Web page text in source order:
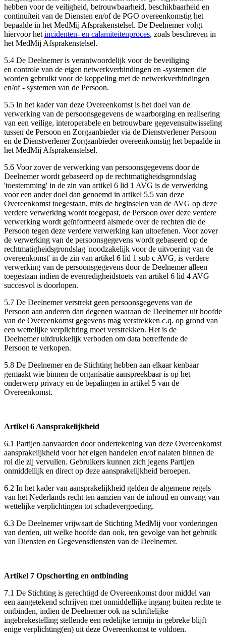
hebben voor de veiligheid, betrouwbaarheid, beschikbaarheid en
continuïteit van de Diensten en/of de PGO overeenkomstig het
bepaalde in het MedMij Afsprakenstelsel. De Deelnemer volgt
hiervoor het incidenten- en calamiteitenproces, zoals beschreven in
het MedMij Afsprakenstelsel.
5.4 De Deelnemer is verantwoordelijk voor de beveiliging
en controle van de eigen netwerkverbindingen en -systemen die
worden gebruikt voor de koppeling met de netwerkverbindingen
en/of - systemen van de Persoon.
5.5 In het kader van deze Overeenkomst is het doel van de
verwerking van de persoonsgegevens de waarborging en realisering
van een veilige, interoperabele en betrouwbare gegevensuitwisseling
tussen de Persoon en Zorgaanbieder via de Dienstverlener Persoon
en de Dienstverlener Zorgaanbieder overeenkomstig het bepaalde in
het MedMij Afsprakenstelsel.
5.6 Voor zover de verwerking van persoonsgegevens door de
Deelnemer wordt gebaseerd op de rechtmatigheidsgrondslag
'toestemming' in de zin van artikel 6 lid 1 AVG is de verwerking
voor een ander doel dan genoemd in artikel 5.5 van deze
Overeenkomst toegestaan, mits de beginselen van de AVG op deze
verdere verwerking wordt toegepast, de Persoon over deze verdere
verwerking wordt geïnformeerd alsmede over de rechten die de
Persoon tegen deze verdere verwerking kan uitoefenen. Voor zover
de verwerking van de persoonsgegevens wordt gebaseerd op de
rechtmatigheidsgrondslag 'noodzakelijk voor de uitvoering van de
overeenkomst' in de zin van artikel 6 lid 1 sub c AVG, is verdere
verwerking van de persoonsgegevens door de Deelnemer alleen
toegestaan indien de evenredigheidstoets van artikel 6 lid 4 AVG
succesvol is doorlopen.
5.7 De Deelnemer verstrekt geen persoonsgegevens van de
Persoon aan anderen dan degenen waaraan de Deelnemer uit hoofde
van de Overeenkomst gegevens mag verstrekken c.q. op grond van
een wettelijke verplichting moet verstrekken. Het is de
Deelnemer uitdrukkelijk verboden om data betreffende de
Persoon te verkopen.
5.8 De Deelnemer en de Stichting hebben aan elkaar kenbaar
gemaakt wie binnen de organisatie aanspreekbaar is op het
onderwerp privacy en de bepalingen in artikel 5 van de
Overeenkomst.
Artikel 6 Aansprakelijkheid
6.1 Partijen aanvaarden door ondertekening van deze Overeenkomst
aansprakelijkheid voor het eigen handelen en/of nalaten binnen de
rol die zij vervullen. Gebruikers kunnen zich jegens Partijen
onmiddellijk en direct op deze aansprakelijkheid beroepen.
6.2 In het kader van aansprakelijkheid gelden de algemene regels
van het Nederlands recht ten aanzien van de inhoud en omvang van
wettelijke verplichtingen tot schadevergoeding.
6.3 De Deelnemer vrijwaart de Stichting MedMij voor vorderingen
van derden, uit welke hoofde dan ook, ten gevolge van het gebruik
van Diensten en Gegevensdiensten van de Deelnemer.
Artikel 7 Opschorting en ontbinding
7.1 De Stichting is gerechtigd de Overeenkomst door middel van
een aangetekend schrijven met onmiddellijke ingang buiten rechte te
ontbinden, indien de Deelnemer ook na schriftelijke
ingebrekestelling stellende een redelijke termijn in gebreke blijft
enige verplichting(en) uit deze Overeenkomst te voldoen.